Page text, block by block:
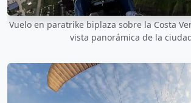
Vuelo en paratrike biplaza sobre la Costa
vista panorámica de la